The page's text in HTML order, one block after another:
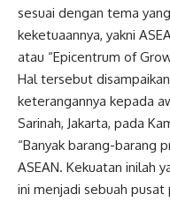
sesuai dengan tema
keketuaannya, yakni
atau “Epicentrum of
Hal tersebut
keterangannya kepada
Sarinah, Jakarta, pada
“Banyak barang-barang
ASEAN. Kekuatan inilah
ini menjadi sebuah